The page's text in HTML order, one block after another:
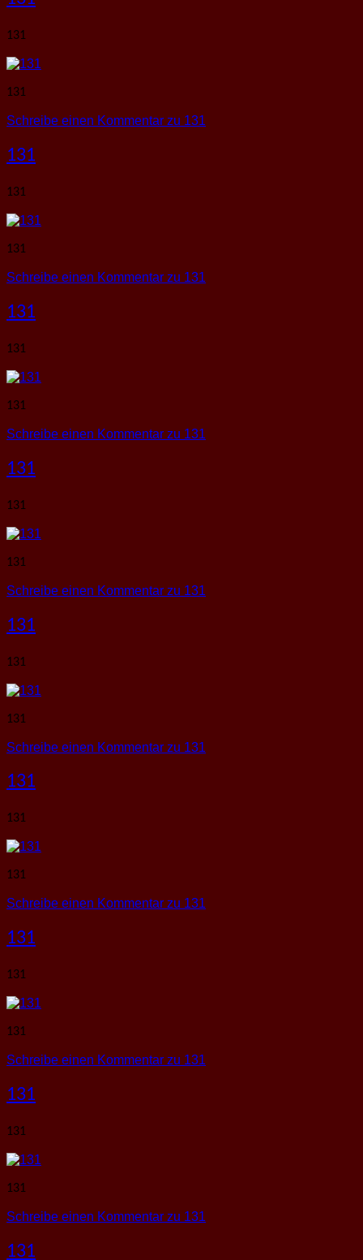
131
131
Schreibe einen Kommentar zu 131
131
131
131
Schreibe einen Kommentar zu 131
131
131
131
Schreibe einen Kommentar zu 131
131
131
131
Schreibe einen Kommentar zu 131
131
131
131
Schreibe einen Kommentar zu 131
131
131
131
Schreibe einen Kommentar zu 131
131
131
131
Schreibe einen Kommentar zu 131
131
131
131
Schreibe einen Kommentar zu 131
131